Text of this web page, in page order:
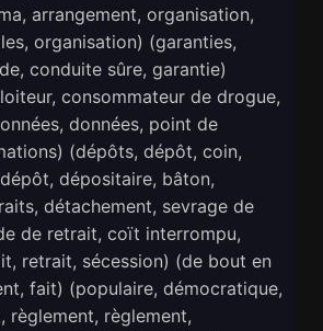
arrangement, organisation,
organisation) (garanties,
conduite sûre, garantie)
consommateur de drogue,
données, point de
(dépôts, dépôt, coin,
dépositaire, bâton,
détachement, sevrage de
de retrait, coït interrompu,
retrait, sécession) (de bout en
fait) (populaire, démocratique,
règlement, règlement,